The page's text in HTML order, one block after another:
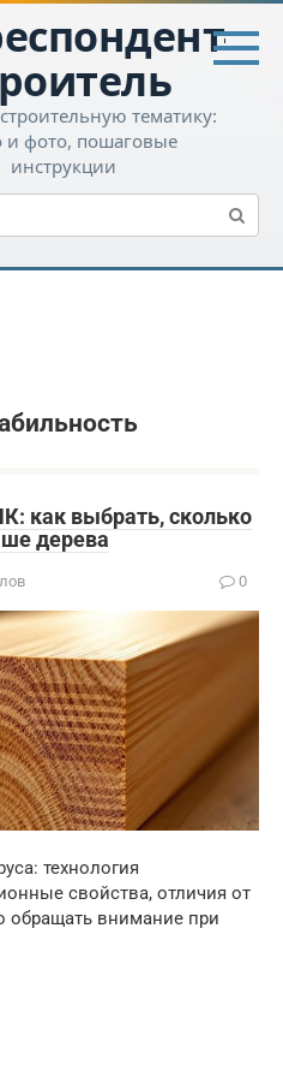
тематику:
и фото, пошаговые
инструкции
как выбрать, сколько
дерева
0
технология
свойства, отличия от
обращать внимание при